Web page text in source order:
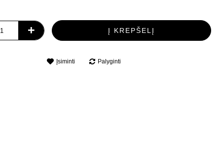
+ Į KREPŠELĮ
Įsiminti Palyginti